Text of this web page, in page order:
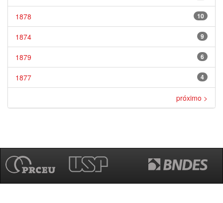
10
1878
9
1874
6
1879
4
1877
próximo >